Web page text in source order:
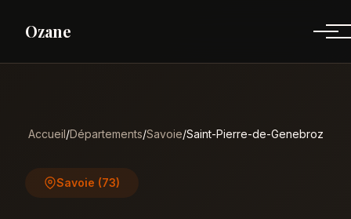
Ozane
Accueil/Départements/Savoie/Saint-Pierre-de-Genebroz
Savoie (73)